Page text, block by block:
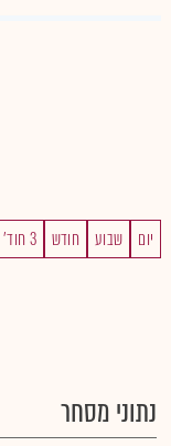
יום שבוע חודש 3 חוד'
נתוני מסחר